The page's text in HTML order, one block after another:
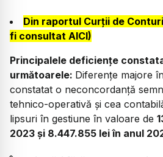
Din raportul Curții de
fi consultat AICI)
Principalele deficiențe
următoarele: Diferențe majore
constatat o neconcordanță
tehnico-operativă și cea
lipsuri în gestiune în valoare de
2023 și 8.447.855 lei în anul